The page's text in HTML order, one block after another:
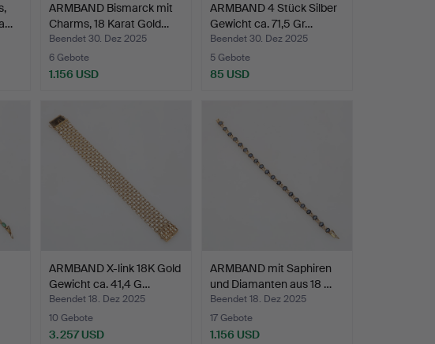
ARMBAND Bismarck mit
Charms, 18 Karat Gold…
Beendet 30. Dez 2025
6 Gebote
1.156 USD
ARMBAND 4 Stück Silber
Gewicht ca. 71,5 Gr…
Beendet 30. Dez 2025
5 Gebote
85 USD
ARMBAND X-link 18K Gold
Gewicht ca. 41,4 G…
Beendet 18. Dez 2025
10 Gebote
3.257 USD
ARMBAND mit Saphiren
und Diamanten aus 18 …
Beendet 18. Dez 2025
17 Gebote
1.156 USD